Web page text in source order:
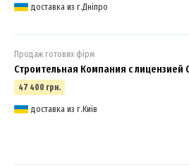
доставка из г.Дніпро
Продаж готових фірм
Строительная Компания с лицензией
47 400 грн.
доставка из г.Київ